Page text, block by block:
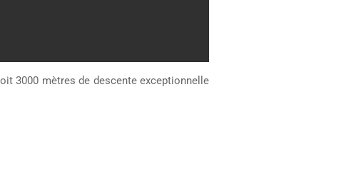
3000 mètres de descente exceptionnelle